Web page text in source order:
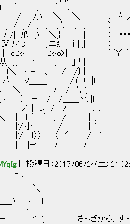
´ , ｀ ､
小 ＼ ＼ ､__人_人_人
/ j / } ､ ＼‘，＼
,) ｀＼j} :| | ） ・・・・・
ﾙ' ,) ｀ ,.ニ廴|
ﾋり ﾋりo>| |｜ｉ
' ,,, L.｣┘|
、 / /｝:|
＿j /ｲ ! |l
/ / ‘，',
ｰ ´/ /＿＿ヽ', |l|
:| ,.． / / ｀、,
＼ ′ ,' / | ', |l
ヽⅰ / , |. ′
〉〉| |〈,／ / ′
|ｰ' | |/ /
[] 投稿日：2017/06/24(土)
- l
r .l
っきから、ずっと後ろ